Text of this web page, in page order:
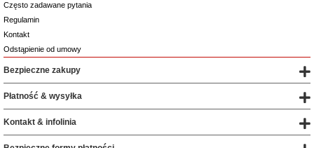
Często zadawane pytania
Regulamin
Kontakt
Odstąpienie od umowy
Bezpieczne zakupy
Płatność & wysyłka
Kontakt & infolinia